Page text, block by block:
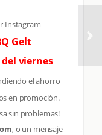
Instagram
Gelt
viernes
el ahorro
en promoción.
sin problemas!
, o un mensaje